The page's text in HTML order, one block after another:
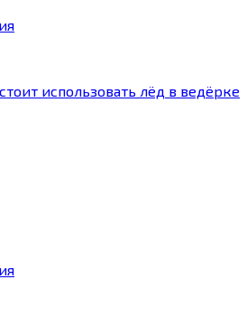
использовать лёд в ведёрке